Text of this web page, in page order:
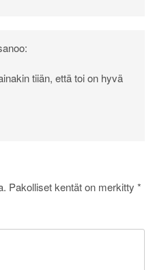
tiiän, että toi on hyvä
Pakolliset kentät on merkitty *